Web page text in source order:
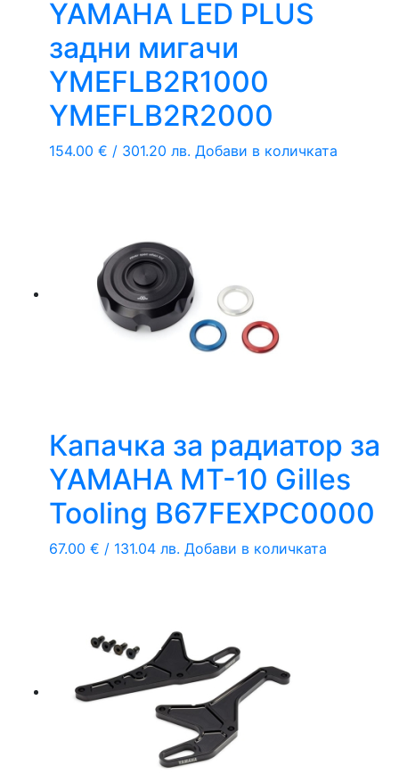
YAMAHA LED PLUS
задни мигачи
YMEFLB2R1000
YMEFLB2R2000
154.00 € / 301.20 лв. Добави в количката
Капачка за радиатор за
YAMAHA MT-10 Gilles
Tooling B67FEXPC0000
67.00 € / 131.04 лв. Добави в количката